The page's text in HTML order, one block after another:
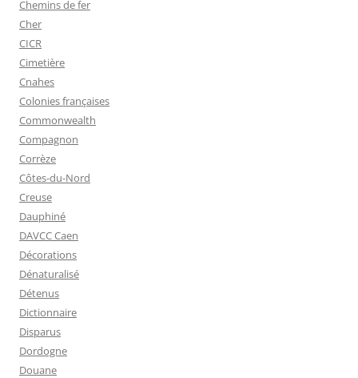
Chemins de fer
Cher
CICR
Cimetière
Cnahes
Colonies françaises
Commonwealth
Compagnon
Corrèze
Côtes-du-Nord
Creuse
Dauphiné
DAVCC Caen
Décorations
Dénaturalisé
Détenus
Dictionnaire
Disparus
Dordogne
Douane